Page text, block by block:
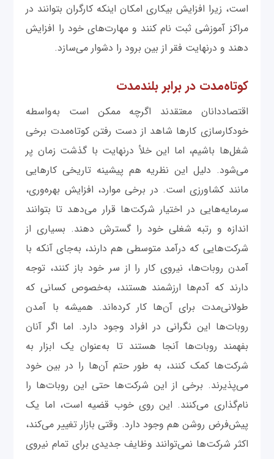
است، زیرا افزایش بیکاری امکان اینکه کارگران بتوانند در
مراکز آموزشی ثبت نام کنند و مهارت‌های خود را افزایش
دهند و درنهایت فقر از بین برود را دشوار می‌سازد.
کوتاه‌مدت در برابر بلندمدت
اقتصاددانان معتقدند اگرچه ممکن است به‌واسطه
خودکارسازی کارها شاهد از دست رفتن کوتاه‌مدت برخی
شغل‌ها باشیم، اما این خلأ درنهایت با گذشت زمان پر
می‌شود. دلیل این نظریه هم پیشینه تاریخی کارهایی
مانند کشاورزی است. در برخی موارد، افزایش بهره‌وری،
سرمایه‌هایی در اختیار شرکت‌ها قرار می‌دهد تا بتوانند
اندازه و رتبه شغلی خود را گسترش دهند. بسیاری از
شرکت‌هایی که درآمد متوسطی هم دارند، به‌جای آنکه با
آمدن روبات‌ها، نیروی کار را از سر خود باز کنند، توجه
دارند که آدم‌ها ارزشمند هستند، به‌خصوص کسانی که
طولانی‌مدت برای آن‌ها کار کرده‌اند. همیشه با آمدن
روبات‌ها این نگرانی در افراد وجود دارد. اما اگر آنان
بفهمند روبات‌ها آنجا هستند تا به‌عنوان یک ابزار به
شرکت‌ها کمک کنند، به طور حتم آن‌ها را در بین خود
می‌پذیرند. برخی از این شرکت‌ها حتی این روبات‌ها را
نام‌گذاری می‌کنند. این روی خوب قضیه است، اما یک
پیش‌فرض روشن هم وجود دارد. وقتی بازار تغییر می‌کند،
اکثر شرکت‌ها نمی‌توانند وظایف جدیدی برای تمام نیروی